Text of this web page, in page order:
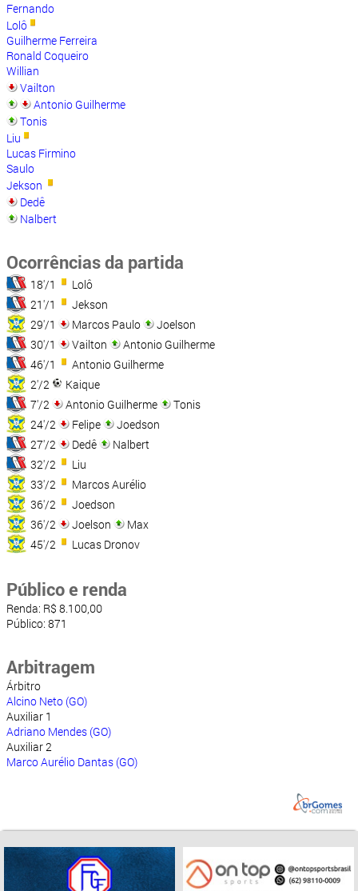
Fernando
Lolô
Guilherme Ferreira
Ronald Coqueiro
Willian
Vailton
Antonio Guilherme
Tonis
Liu
Lucas Firmino
Saulo
Jekson
Dedê
Nalbert
Ocorrências da partida
18'/1
Lolô
21'/1
Jekson
29'/1
Marcos Paulo
Joelson
30'/1
Vailton
Antonio Guilherme
46'/1
Antonio Guilherme
2'/2
Kaique
7'/2
Antonio Guilherme
Tonis
24'/2
Felipe
Joedson
27'/2
Dedê
Nalbert
32'/2
Liu
33'/2
Marcos Aurélio
36'/2
Joedson
36'/2
Joelson
Max
45'/2
Lucas Dronov
Público e renda
Renda: R$ 8.100,00
Público: 871
Arbitragem
Árbitro
Alcino Neto (GO)
Auxiliar 1
Adriano Mendes (GO)
Auxiliar 2
Marco Aurélio Dantas (GO)